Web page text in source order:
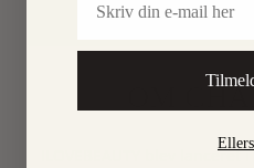
OM
ILOVEBEAUTY blev